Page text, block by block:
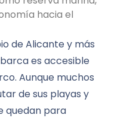
hacia el
de Alicante y más
es accesible
Aunque muchos
de sus playas y
quedan para